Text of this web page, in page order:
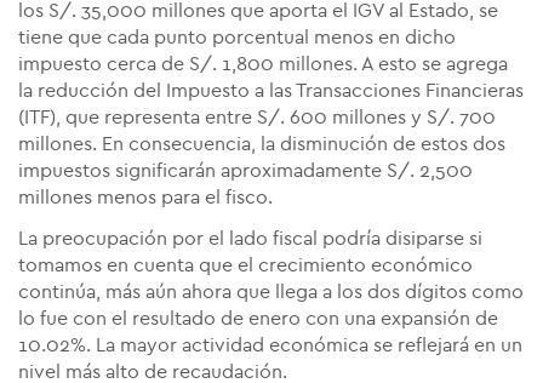
los S/. 35,000 millones que aporta el IGV al Estado, se
tiene que cada punto porcentual menos en dicho
impuesto cerca de S/. 1,800 millones. A esto se agrega
la reducción del Impuesto a las Transacciones Financieras
(ITF), que representa entre S/. 600 millones y S/. 700
millones. En consecuencia, la disminución de estos dos
impuestos significarán aproximadamente S/. 2,500
millones menos para el fisco.
La preocupación por el lado fiscal podría disiparse si
tomamos en cuenta que el crecimiento económico
continúa, más aún ahora que llega a los dos dígitos como
lo fue con el resultado de enero con una expansión de
10.02%. La mayor actividad económica se reflejará en un
nivel más alto de recaudación.